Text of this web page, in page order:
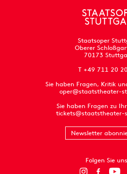
Staatsoper
Oberer
70173
T +49 711 20
Sie haben Fragen, Kritik
oper@staatstheater-
Sie haben Fragen zu
Newsletter
Folgen Sie